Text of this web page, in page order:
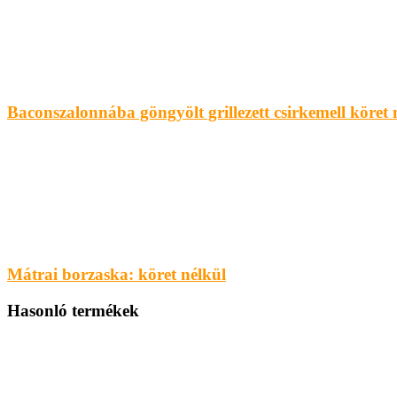
Baconszalonnába göngyölt grillezett csirkemell köret
Mátrai borzaska: köret nélkül
Hasonló termékek